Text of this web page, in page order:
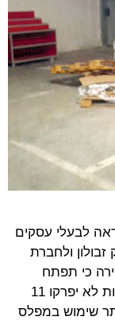
לבעלי עסקים
ולחברת
כי תפתח
בהליך פלילי אם חברת הניהול ובעלי החנויות לא יפרקו 11
שימוש במפלס